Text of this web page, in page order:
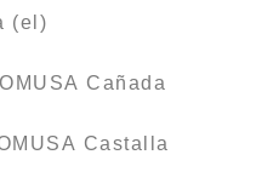
(el)
Cañada
Castalla